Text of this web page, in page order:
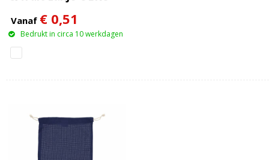
25x30cm
Vanaf € 0,51
Bedrukt in circa 10 werkdagen